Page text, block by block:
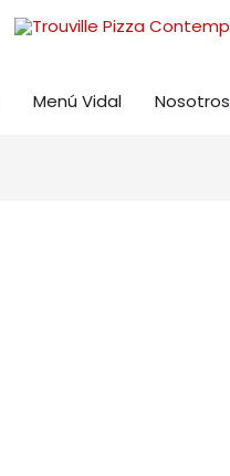
Menú Vidal Nosotros